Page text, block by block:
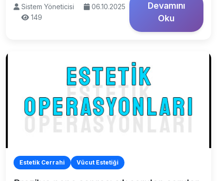
Sistem Yöneticisi
06.10.2025
149
Devamını
Oku
Estetik Cerrahi Vücut Estetiği